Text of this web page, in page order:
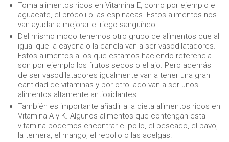
Toma alimentos ricos en Vitamina E, como por ejemplo el
aguacate, el brócoli o las espinacas. Estos alimentos nos
van ayudar a mejorar el riego sanguíneo.
Del mismo modo tenemos otro grupo de alimentos que al
igual que la cayena o la canela van a ser vasodilatadores.
Estos alimentos a los que estamos haciendo referencia
son por ejemplo los frutos secos o el ajo. Pero además
de ser vasodilatadores igualmente van a tener una gran
cantidad de vitaminas y por otro lado van a ser unos
alimentos altamente antioxidantes.
También es importante añadir a la dieta alimentos ricos en
Vitamina A y K. Algunos alimentos que contengan esta
vitamina podemos encontrar el pollo, el pescado, el pavo,
la ternera, el mango, el repollo o las acelgas.